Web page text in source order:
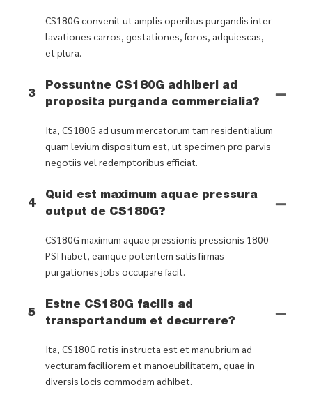
CS180G convenit ut amplis operibus purgandis inter
lavationes carros, gestationes, foros, adquiescas,
et plura.
3
Possuntne CS180G adhiberi ad
proposita purganda commercialia?
Ita, CS180G ad usum mercatorum tam residentialium
quam levium dispositum est, ut specimen pro parvis
negotiis vel redemptoribus efficiat.
4
Quid est maximum aquae pressura
output de CS180G?
CS180G maximum aquae pressionis pressionis 1800
PSI habet, eamque potentem satis firmas
purgationes jobs occupare facit.
5
Estne CS180G facilis ad
transportandum et decurrere?
Ita, CS180G rotis instructa est et manubrium ad
vecturam faciliorem et manoeubilitatem, quae in
diversis locis commodam adhibet.